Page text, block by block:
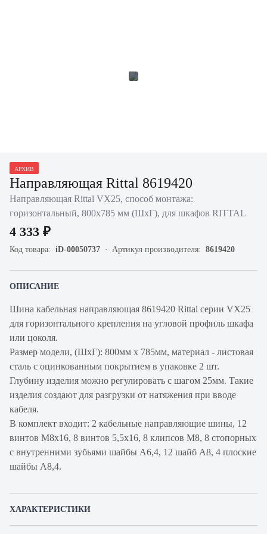
АРХИВ
Направляющая Rittal 8619420
Направляющая Rittal VX25, способ монтажа:
горизонтальный, 800х785 мм (ШхГ), для шкафов RITTAL
4 333 ₽
Код товара: iD-00050737 Артикул производителя: 8619420
ОПИСАНИЕ
Шина кабельная направляющая 8619420 Rittal серии VX25
для горизонтального крепления на угловой профиль шкафа
или цоколя.
Размер модели, (ШxГ): 800мм x 785мм, материал - листовая
сталь c оцинкованным покрытием в упаковке 2 шт.
Глубину изделия можно регулировать с шагом 25мм. Такие
изделия создают для разгрузки от натяжения при вводе
кабеля.
В комплект входит: 2 кабельные направляющие шины, 12
винтов M8x16, 8 винтов 5,5x16, 8 клипсов М8, 8 стопорных
с внутренними зубьями шайбы А6,4, 12 шайб А8, 4 плоские
шайбы А8,4.
ХАРАКТЕРИСТИКИ